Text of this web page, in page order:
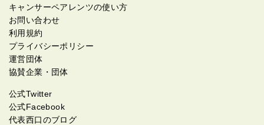
キャンサーペアレンツの使い方
お問い合わせ
利用規約
プライバシーポリシー
運営団体
協賛企業・団体
公式Twitter
公式Facebook
代表西口のブログ